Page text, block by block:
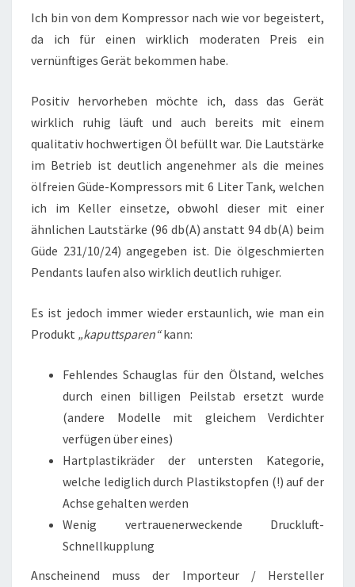
Ich bin von dem Kompressor nach wie vor begeistert,
da ich für einen wirklich moderaten Preis ein
vernünftiges Gerät bekommen habe.
Positiv hervorheben möchte ich, dass das Gerät
wirklich ruhig läuft und auch bereits mit einem
qualitativ hochwertigen Öl befüllt war. Die Lautstärke
im Betrieb ist deutlich angenehmer als die meines
ölfreien Güde-Kompressors mit 6 Liter Tank, welchen
ich im Keller einsetze, obwohl dieser mit einer
ähnlichen Lautstärke (96 db(A) anstatt 94 db(A) beim
Güde 231/10/24) angegeben ist. Die ölgeschmierten
Pendants laufen also wirklich deutlich ruhiger.
Es ist jedoch immer wieder erstaunlich, wie man ein
Produkt „kaputtsparen“kann:
Fehlendes Schauglas für den Ölstand, welches
durch einen billigen Peilstab ersetzt wurde
(andere Modelle mit gleichem Verdichter
verfügen über eines)
Hartplastikräder der untersten Kategorie,
welche lediglich durch Plastikstopfen (!) auf der
Achse gehalten werden
Wenig vertrauenerweckende Druckluft-
Schnellkupplung
Anscheinend muss der Importeur / Hersteller